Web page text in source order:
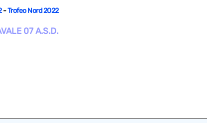
-Trofeo Nord 2022
07 A.S.D.